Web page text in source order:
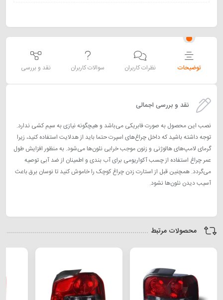
توضیحات نظرات کاربران سوالات کاربران نقد و بررسی
نقد و بررسی اجمالی
نصب این محصول به صورت فابریکی می‌باشد و هیچگونه نیازی به سیم کشی ندارد.
توجه داشته باشید که داخل چراغ‌های اسپرت حتما باید از هدلایت استفاده کنید، زیرا
گرمای لامپ‌های هالوژنی و زنون موجب خرابی نئون‌ها می‌شود. به منظور افزایش طول
عمر چراغ استفاده از چسب آکواریومی برای آب بندی و اطمینان از ضد آبی توصیه
می‌گردد. همچنین قبل از استارت زدن چراغ کوچک را خاموش کنید تا نوسان برق باعث
آسیب دیدن نئون‌ها نشود.
محصولات مرتبط